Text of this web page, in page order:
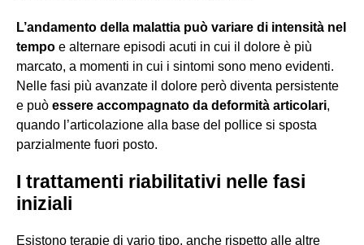
L’andamento della malattia può variare di intensità nel
tempo e alternare episodi acuti in cui il dolore è più
marcato, a momenti in cui i sintomi sono meno evidenti.
Nelle fasi più avanzate il dolore però diventa persistente
e può essere accompagnato da deformità articolari,
quando l’articolazione alla base del pollice si sposta
parzialmente fuori posto.
I trattamenti riabilitativi nelle fasi
iniziali
Esistono terapie di vario tipo, anche rispetto alle altre